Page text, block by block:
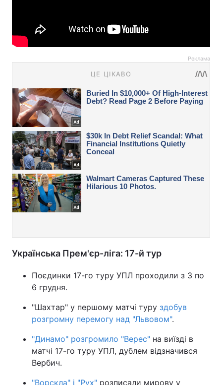
Реклама
Українська Прем'єр-ліга: 17-й тур
Поєдинки 17-го туру УПЛ проходили з 3 по
6 грудня.
"Шахтар" у першому матчі туру здобув
розгромну перемогу над "Львовом".
"Динамо" розгромило "Верес" на виїзді в
матчі 17-го туру УПЛ, дублем відзначився
Вербич.
"Ворскла" і "Рух" розписали мирову у